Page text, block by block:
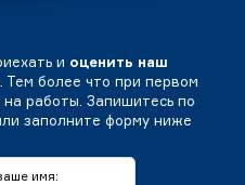
и оценить наш
. Тем более что при первом
работы. Запишитесь по
заполните форму ниже